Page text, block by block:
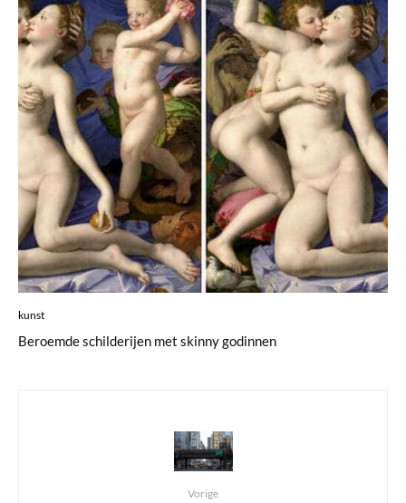
kunst
Beroemde schilderijen met skinny godinnen
Vorige